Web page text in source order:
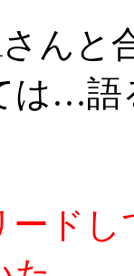
んと
…語
ード